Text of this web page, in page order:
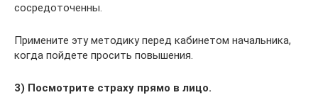
сосредоточенны.
Примените эту методику перед кабинетом начальника,
когда пойдете просить повышения.
3) Посмотрите страху прямо в лицо.